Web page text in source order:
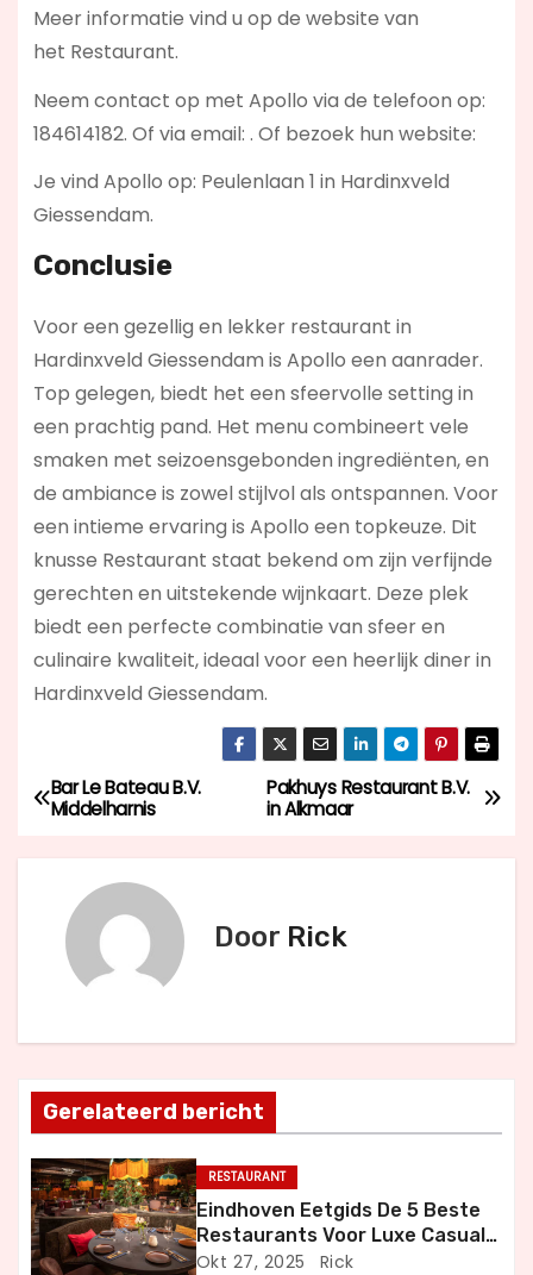
Meer informatie vind u op de website van
het Restaurant.
Neem contact op met Apollo via de telefoon op:
184614182. Of via email: . Of bezoek hun website:
Je vind Apollo op: Peulenlaan 1 in Hardinxveld
Giessendam.
Conclusie
Voor een gezellig en lekker restaurant in
Hardinxveld Giessendam is Apollo een aanrader.
Top gelegen, biedt het een sfeervolle setting in
een prachtig pand. Het menu combineert vele
smaken met seizoensgebonden ingrediënten, en
de ambiance is zowel stijlvol als ontspannen. Voor
een intieme ervaring is Apollo een topkeuze. Dit
knusse Restaurant staat bekend om zijn verfijnde
gerechten en uitstekende wijnkaart. Deze plek
biedt een perfecte combinatie van sfeer en
culinaire kwaliteit, ideaal voor een heerlijk diner in
Hardinxveld Giessendam.
B
e
h
t
n
a
v
Pakhuys Restaurant B.V.
in Alkmaar
Bar Le Bateau B.V.
Middelharnis
Door Rick
Gerelateerd bericht
RESTAURANT
Eindhoven Eetgids De 5 Beste
Restaurants Voor Luxe Casual
en Bijzondere Momenten
Okt 27, 2025 Rick